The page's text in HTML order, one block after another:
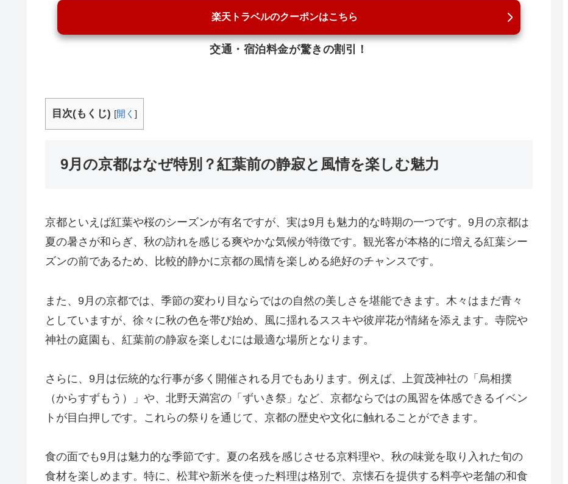
楽天トラベルのクーポンはこちら
交通・宿泊料金が驚きの割引！
目次(もくじ) [開く ]
9月の京都はなぜ特別？紅葉前の静寂と風情を楽しむ魅力
京都といえば紅葉や桜のシーズンが有名ですが、実は9月も魅力的な時期の一つです。9月の京都は
夏の暑さが和らぎ、秋の訪れを感じる爽やかな気候が特徴です。観光客が本格的に増える紅葉シー
ズンの前であるため、比較的静かに京都の風情を楽しめる絶好のチャンスです。
また、9月の京都では、季節の変わり目ならではの自然の美しさを堪能できます。木々はまだ青々
としていますが、徐々に秋の色を帯び始め、風に揺れるススキや彼岸花が情緒を添えます。寺院や
神社の庭園も、紅葉前の静寂を楽しむには最適な場所となります。
さらに、9月は伝統的な行事が多く開催される月でもあります。例えば、上賀茂神社の「烏相撲
（からすずもう）」や、北野天満宮の「ずいき祭」など、京都ならではの風習を体感できるイベン
トが目白押しです。これらの祭りを通じて、京都の歴史や文化に触れることができます。
食の面でも9月は魅力的な季節です。夏の名残を感じさせる京料理や、秋の味覚を取り入れた旬の
食材を楽しめます。特に、松茸や新米を使った料理は格別で、京懐石を提供する料亭や老舗の和食